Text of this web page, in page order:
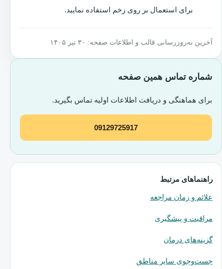
برای استعمال بر روی زخم استفاده نمایید.
آخرین به‌روزرسانی قالب و اطلاعات صفحه: ۳۰ تیر ۱۴۰۵
شماره تماس همین صفحه
برای هماهنگی و دریافت اطلاعات اولیه تماس بگیرید.
09129725917
راهنماهای مرتبط
علائم و زمان مراجعه
مراقبت و پیشگیری
گزینه‌های درمان
جست‌وجوی سایر مناطق